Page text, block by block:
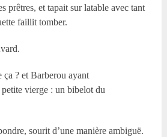
prêtres, et tapait sur latable avec tant
faillit tomber.
ça ? et Barberou ayant
vierge : un bibelot du
sourit d’une manière ambiguë.